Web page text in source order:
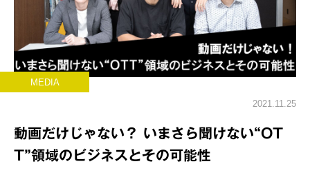
MEDIA
2021.11.25
動画だけじゃない？ いまさら聞けない“OT
T”領域のビジネスとその可能性